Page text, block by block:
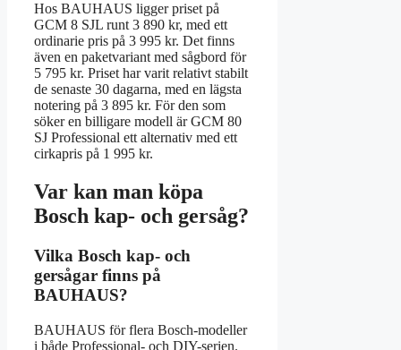
Hos BAUHAUS ligger priset på
GCM 8 SJL runt 3 890 kr, med ett
ordinarie pris på 3 995 kr. Det finns
även en paketvariant med sågbord för
5 795 kr. Priset har varit relativt stabilt
de senaste 30 dagarna, med en lägsta
notering på 3 895 kr. För den som
söker en billigare modell är GCM 80
SJ Professional ett alternativ med ett
cirkapris på 1 995 kr.
Var kan man köpa
Bosch kap- och gersåg?
Vilka Bosch kap- och
gersågar finns på
BAUHAUS?
BAUHAUS för flera Bosch-modeller
i både Professional- och DIY-serien.